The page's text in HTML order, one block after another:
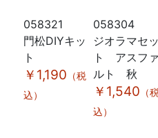
058321
門松DIYキッ
ト
￥1,190 （税
込）
058304
ジオラマセッ
ト アスファ
ルト 秋
￥1,540 （
込）